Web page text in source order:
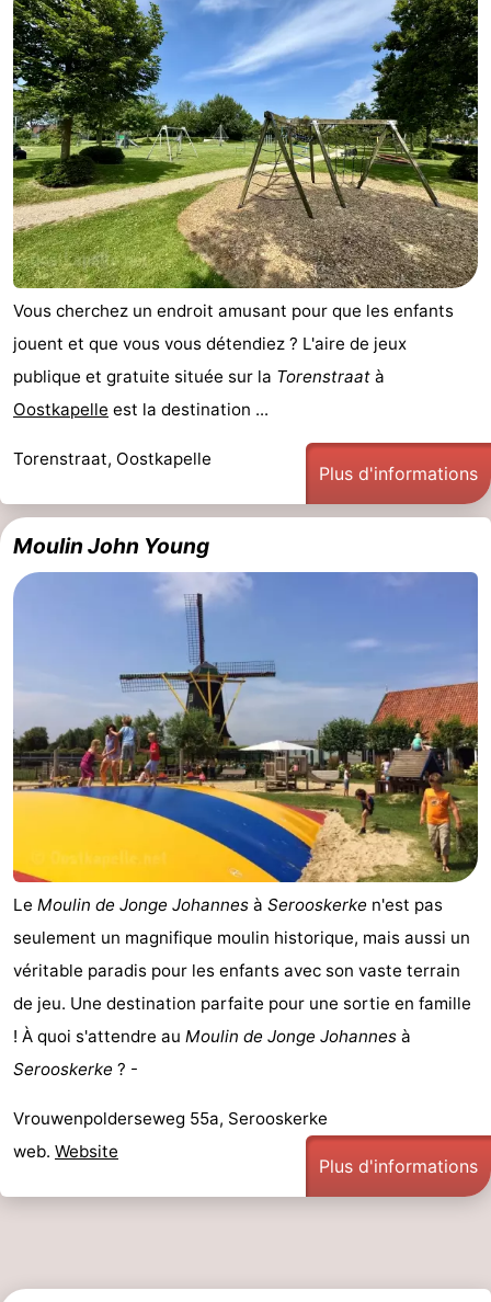
Vous cherchez un endroit amusant pour que les enfants
jouent et que vous vous détendiez ? L'aire de jeux
publique et gratuite située sur la Torenstraat à
Oostkapelle est la destination ...
Torenstraat, Oostkapelle
Plus d'informations
Moulin John Young
Le Moulin de Jonge Johannes à Serooskerke n'est pas
seulement un magnifique moulin historique, mais aussi un
véritable paradis pour les enfants avec son vaste terrain
de jeu. Une destination parfaite pour une sortie en famille
! À quoi s'attendre au Moulin de Jonge Johannes à
Serooskerke ? -
Vrouwenpolderseweg 55a, Serooskerke
web. Website
Plus d'informations